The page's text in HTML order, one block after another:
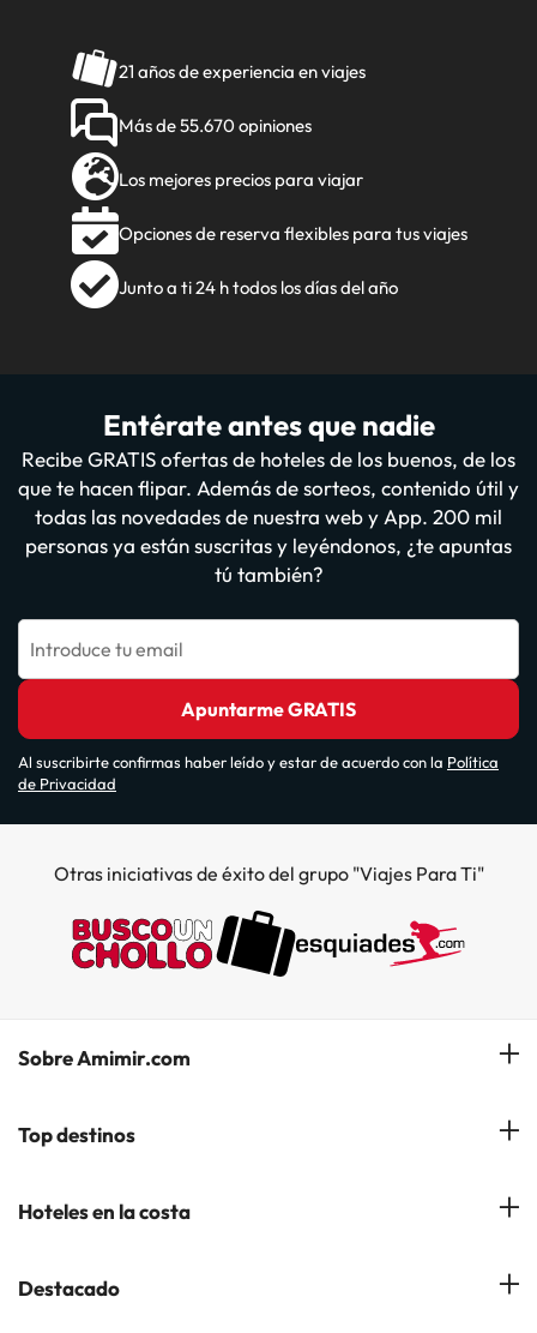
21 años de experiencia en viajes
Más de 55.670 opiniones
Los mejores precios para viajar
Opciones de reserva flexibles para tus viajes
Junto a ti 24 h todos los días del año
Entérate antes que nadie
Recibe GRATIS ofertas de hoteles de los buenos, de los
que te hacen flipar. Además de sorteos, contenido útil y
todas las novedades de nuestra web y App. 200 mil
personas ya están suscritas y leyéndonos, ¿te apuntas
tú también?
Introduce tu email
Apuntarme GRATIS
Al suscribirte confirmas haber leído y estar de acuerdo con la Política
de Privacidad
Otras iniciativas de éxito del grupo "Viajes Para Ti"
Sobre Amimir.com
¿Quiénes somos?
Gestionar mi reserva
Top destinos
Hoteles en Salou
Hoteles en Andorra la Vella
Hoteles en la costa
Hoteles en la Costa Azahar
Destacado